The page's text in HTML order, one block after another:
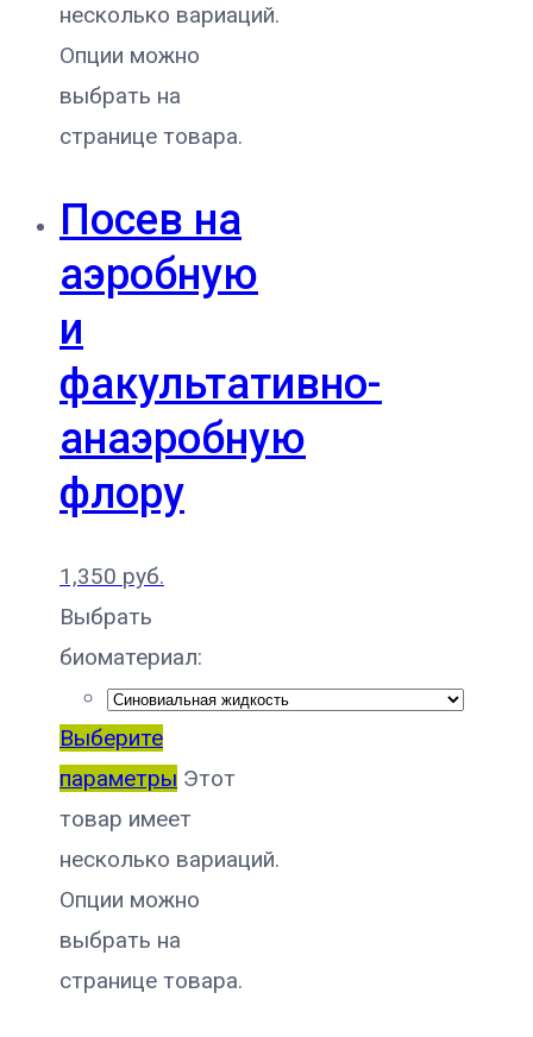
несколько вариаций.
Опции можно
выбрать на
странице товара.
Посев на
аэробную
и
факультативно-
анаэробную
флору
1,350 руб.
Выбрать
биоматериал:
Выберите
параметры Этот
товар имеет
несколько вариаций.
Опции можно
выбрать на
странице товара.